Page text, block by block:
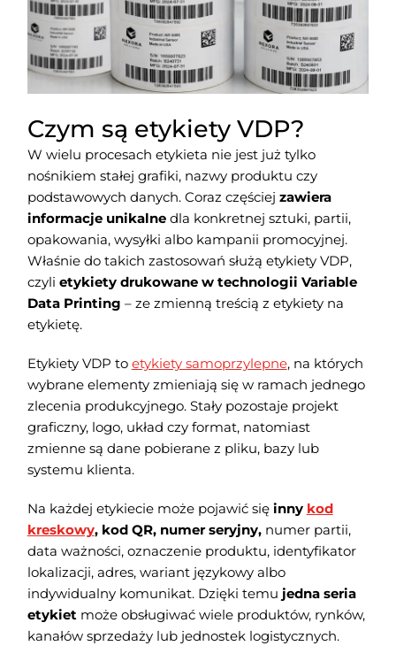
Czym są etykiety VDP?
W wielu procesach etykieta nie jest już tylko
nośnikiem stałej grafiki, nazwy produktu czy
podstawowych danych. Coraz częściej zawiera
informacje unikalnedla konkretnej sztuki, partii,
opakowania, wysyłki albo kampanii promocyjnej.
Właśnie do takich zastosowań służą etykiety VDP,
czyli etykiety drukowane w technologii Variable
Data Printing – ze zmienną treścią z etykiety na
etykietę.
Etykiety VDP to etykiety samoprzylepne, na których
wybrane elementy zmieniają się w ramach jednego
zlecenia produkcyjnego. Stały pozostaje projekt
graficzny, logo, układ czy format, natomiast
zmienne są dane pobierane z pliku, bazy lub
systemu klienta.
Na każdej etykiecie może pojawić się inny kod
kreskowy, kod QR, numer seryjny,numer partii,
data ważności, oznaczenie produktu, identyfikator
lokalizacji, adres, wariant językowy albo
indywidualny komunikat. Dzięki temu jedna seria
etykietmoże obsługiwać wiele produktów, rynków,
kanałów sprzedaży lub jednostek logistycznych.